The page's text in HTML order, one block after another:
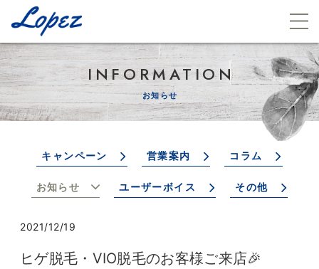
INFORMATION
お知らせ
キャンペーン 営業案内 コラム
お知らせ ユーザーボイス その他
2021/12/19
ヒゲ脱毛・VIO脱毛のお客様ご来店🎉